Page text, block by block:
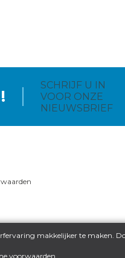
SCHRIJF U IN
VOOR ONZE
NIEUWSBRIEF
makkelijker te maken.
voorwaarden